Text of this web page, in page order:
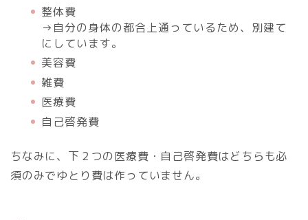
整体費
→自分の身体の都合上通っているため、別建て
にしています。
美容費
雑費
医療費
自己啓発費
ちなみに、下２つの医療費・自己啓発費はどちらも必
須のみでゆとり費は作っていません。